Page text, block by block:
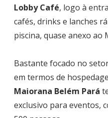
Lobby Café, logo à
cafés, drinks e lanches
piscina, quase anexo ao
Bastante focado no
em termos de
Maiorana Belém Pará
exclusivo para eventos,